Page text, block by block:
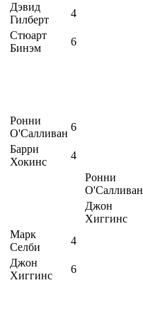
Дэвид
Гилберт
4
Стюарт
Бинэм
6
Ронни
О'Салливан
6
Барри
Хокинс
4
Ронни
О'Салливан
Джон
Хиггинс
Марк
Селби
4
Джон
Хиггинс
6